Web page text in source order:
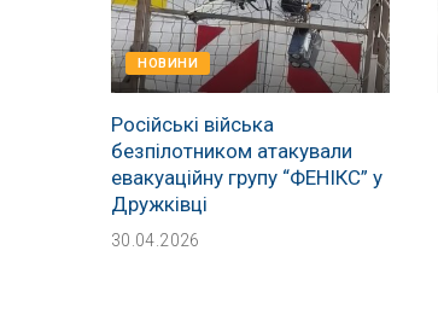
НОВИНИ
Російські війська
безпілотником атакували
евакуаційну групу “ФЕНІКС” у
Дружківці
30.04.2026